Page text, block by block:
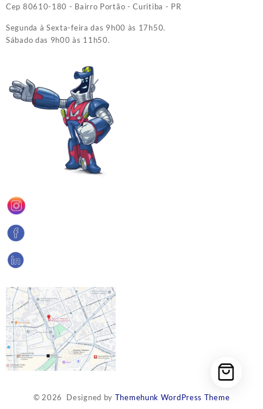
Cep 80610-180 - Bairro Portão - Curitiba - PR
Segunda à Sexta-feira das 9h00 às 17h50.
Sábado das 9h00 às 11h50.
© 2026 Designed by Themehunk WordPress Theme